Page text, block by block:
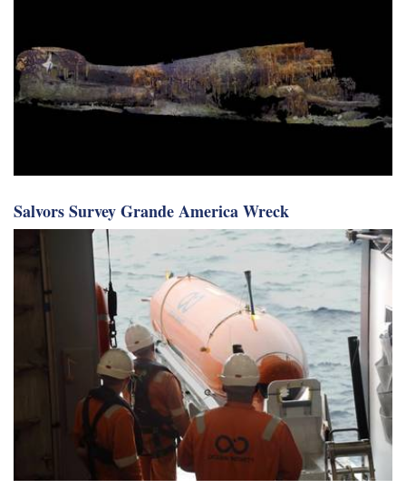
Salvors Survey Grande America Wreck